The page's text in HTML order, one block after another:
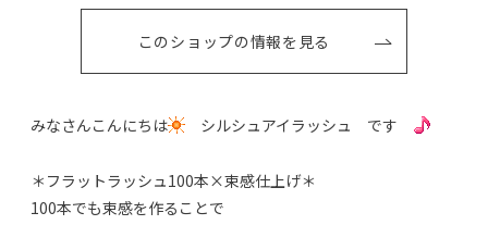
このショップの情報を見る
みなさんこんにちは シルシュアイラッシュ です
＊フラットラッシュ100本×束感仕上げ＊
100本でも束感を作ることで